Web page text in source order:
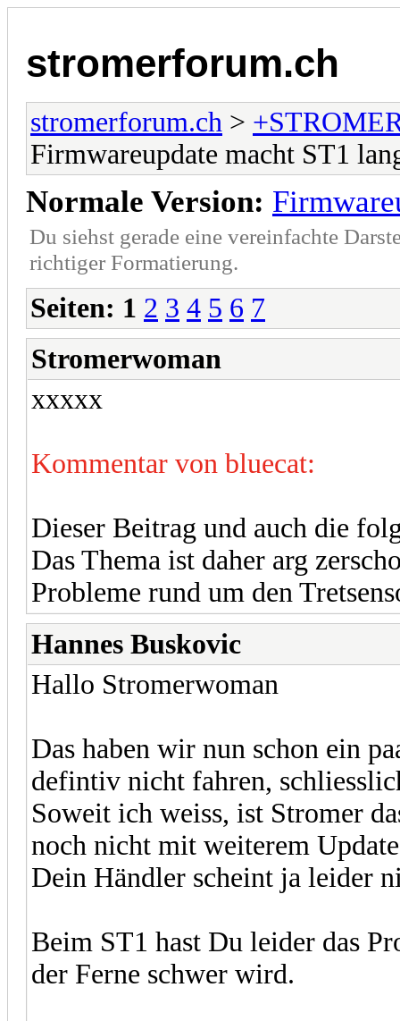
stromerforum.ch
stromerforum.ch >
Firmwareupdate macht ST1
Normale Version:
Du siehst gerade eine vereinfachte
richtiger Formatierung.
Seiten: 1 2 3 4 5 6 7
Stromerwoman
xxxxx
Kommentar von bluecat:
Dieser Beitrag und auch die
Das Thema ist daher arg
Probleme rund um den
Hannes Buskovic
Hallo Stromerwoman
Das haben wir nun schon ein
defintiv nicht fahren,
Soweit ich weiss, ist Stromer
noch nicht mit weiterem
Dein Händler scheint ja leider
Beim ST1 hast Du leider das
der Ferne schwer wird.